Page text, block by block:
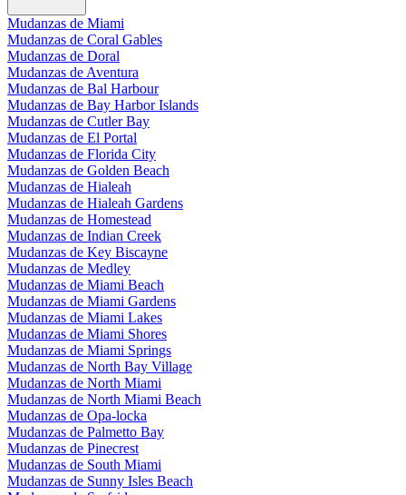
Mudanzas de Miami
Mudanzas de Coral Gables
Mudanzas de Doral
Mudanzas de Aventura
Mudanzas de Bal Harbour
Mudanzas de Bay Harbor Islands
Mudanzas de Cutler Bay
Mudanzas de El Portal
Mudanzas de Florida City
Mudanzas de Golden Beach
Mudanzas de Hialeah
Mudanzas de Hialeah Gardens
Mudanzas de Homestead
Mudanzas de Indian Creek
Mudanzas de Key Biscayne
Mudanzas de Medley
Mudanzas de Miami Beach
Mudanzas de Miami Gardens
Mudanzas de Miami Lakes
Mudanzas de Miami Shores
Mudanzas de Miami Springs
Mudanzas de North Bay Village
Mudanzas de North Miami
Mudanzas de North Miami Beach
Mudanzas de Opa-locka
Mudanzas de Palmetto Bay
Mudanzas de Pinecrest
Mudanzas de South Miami
Mudanzas de Sunny Isles Beach